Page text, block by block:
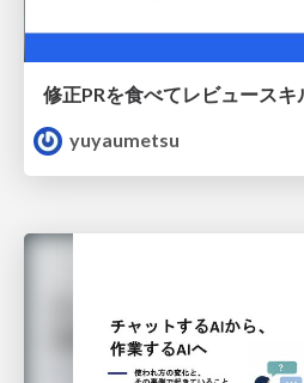
yuyaumetsu